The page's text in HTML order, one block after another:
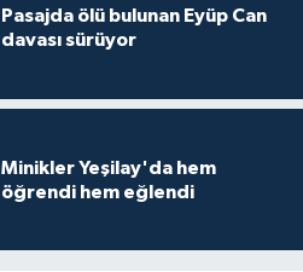
Pasajda ölü bulunan Eyüp Can
davası sürüyor
Minikler Yeşilay'da hem
öğrendi hem eğlendi